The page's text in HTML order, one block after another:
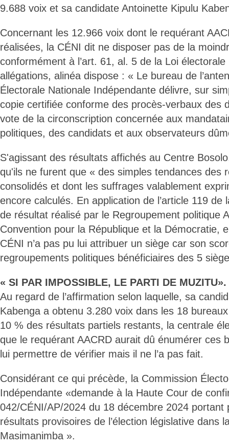
9.688 voix et sa candidate Antoinette Kipulu
Concernant les 12.966 voix dont le requérant
réalisées, la CÉNI dit ne disposer pas de la
conformément à l’art. 61, al. 5 de la Loi
allégations, alinéa dispose : « Le bureau de
Électorale Nationale Indépendante délivre, sur
copie certifiée conforme des procès-verbaux des
vote de la circonscription concernée aux
politiques, des candidats et aux observateurs
S'agissant des résultats affichés au Centre
qu'ils ne furent que « des simples tendances des
consolidés et dont les suffrages valablement
encore calculés. En application de l’article 119 de
de résultat réalisé par le Regroupement politique
Convention pour la République et la Démocratie,
CÉNI n’a pas pu lui attribuer un siège car son
regroupements politiques bénéficiaires des 5
« SI PAR IMPOSSIBLE, LE PARTI DE MUZITU».
Au regard de l’affirmation selon laquelle, sa
Kabenga a obtenu 3.280 voix dans les 18
10 % des résultats partiels restants, la centrale
que le requérant AACRD aurait dû énumérer ces
lui permettre de vérifier mais il ne l’a pas fait.
Considérant ce qui précède, la Commission
Indépendante «demande à la Haute Cour de
042/CÉNI/AP/2024 du 18 décembre 2024 portant
résultats provisoires de l’élection législative dans
Masimanimba ».